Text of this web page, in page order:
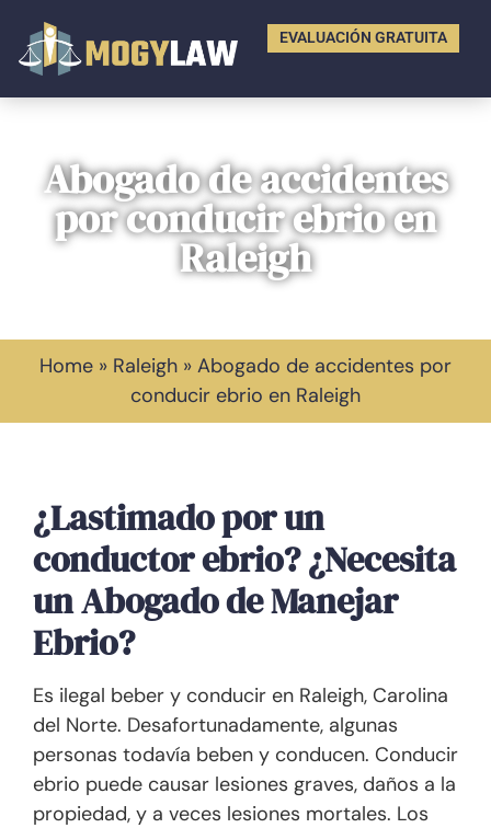
EVALUACIÓN GRATUITA
Abogado de accidentes
por conducir ebrio en
Raleigh
Home » Raleigh » Abogado de accidentes por
conducir ebrio en Raleigh
¿Lastimado por un
conductor ebrio? ¿Necesita
un Abogado de Manejar
Ebrio?
Es ilegal beber y conducir en Raleigh, Carolina
del Norte. Desafortunadamente, algunas
personas todavía beben y conducen. Conducir
ebrio puede causar lesiones graves, daños a la
propiedad, y a veces lesiones mortales. Los